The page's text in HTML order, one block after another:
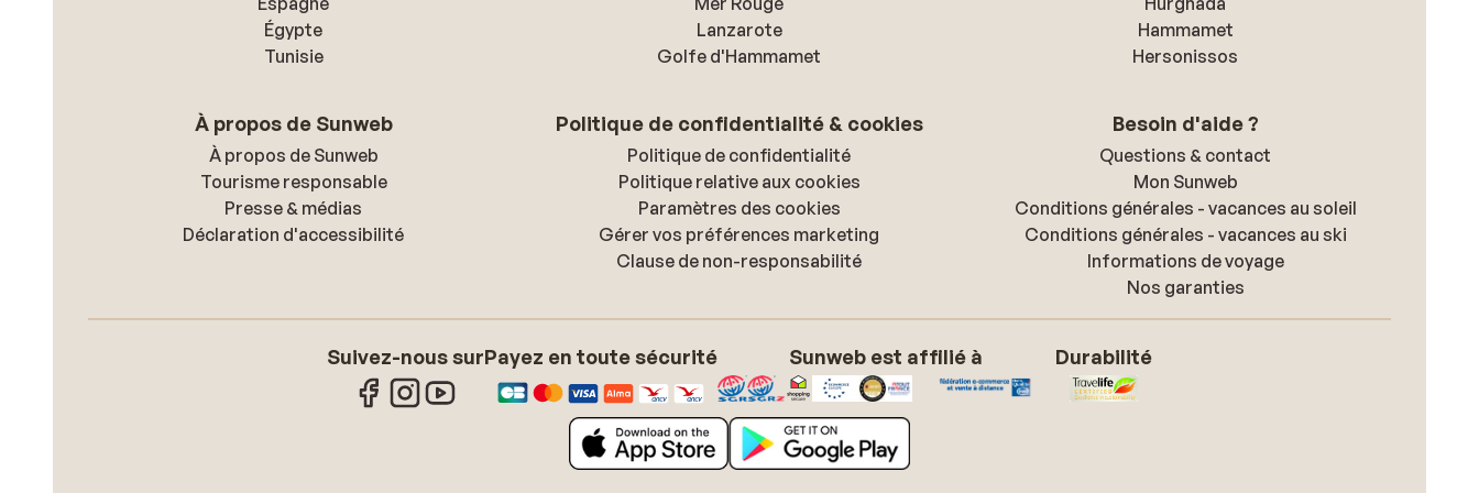
Égypte
Tunisie
Lanzarote
Golfe d'Hammamet
Hammamet
Hersonissos
À propos de Sunweb
À propos de Sunweb
Tourisme responsable
Presse & médias
Déclaration d'accessibilité
Politique de confidentialité & cookies
Politique de confidentialité
Politique relative aux cookies
Paramètres des cookies
Gérer vos préférences marketing
Clause de non-responsabilité
Besoin d'aide ?
Questions & contact
Mon Sunweb
Conditions générales - vacances au soleil
Conditions générales - vacances au ski
Informations de voyage
Nos garanties
Suivez-nous surPayez en toute sécurité Sunweb est affilié à Durabilité